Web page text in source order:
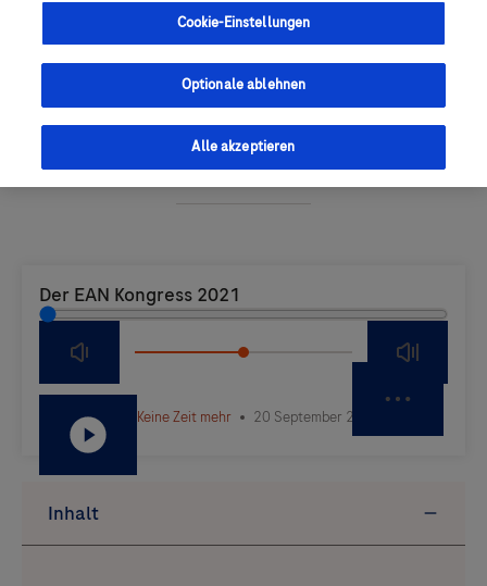
Episode anhören
Cookie-Einstellungen
Optionale ablehnen
Alle akzeptieren